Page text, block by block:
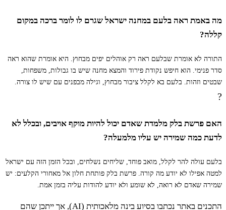
וַיִּשְׁתַּחֲוּוּ לֵאלֹהֵיהֶן׃
ג וַיִּצָּמֶד יִשְׂרָאֵל לְבַעַל פְּעוֹר וַיִּחַר אַף יְדוָד
בְּיִשְׂרָאֵל׃
וַיֹּאמֶר יְדוָד אֶל מֹשֶׁה קַח אֶת כָּל רָאשֵׁי
חֲרוֹן אַף יְדוָד מִיִּשְׂרָאֵל׃
מה באמת ראה בלעם במחנה ישראל שגרם לו לומר ברכה במקום
קללה?
התורה לא אומרת שבלעם ראה רק אוהלים יפים מבחוץ. היא אומרת שהוא ראה
סדר פנימי. הוא חיפש נקודת פירוד והמצא מחנה שיש בו גבולות, משפחות,
שבטים וזהות. בלעם בא לקלל ציבור מבחוץ, וגילה מבפנים עם שיש לו צורה.
?
האם פרשת בלק מלמדת שאדם יכול להיות מוקף אויבים, ובכלל לא
לדעת כמה שמירה יש עליו מלמעלה?
בלעם עולה להר לקלל, מואב פוחד, שליחים נשלחים, ובכל הזמן הזה עם ישראל
למטה אפילו לא יודע מה קורה. פרשת בלק פותחת חלון אל מאחורי הקלעים: יש
שמירה שאדם לא רואה, לא שומע ולא יודע להודות עליה בזמן אמת.
התכנים באתר נכתבו בסיוע בינה מלאכותית (AI), אך ייתכן שהם